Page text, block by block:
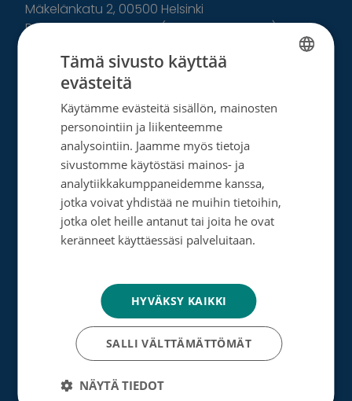
Mäkelänkatu 2, 00500 Helsinki
Puh. +358 9 1353 3286 (lahjoittajapalvelu)
Facebook
Instagram
Twitter
Linkedin
Tutustu toimintaamme
Tietoa meistä
Ota yhteyttä
Tietosuoja- ja rekisteriseloste
Syöpäsäätiö laskutusoitteet
Saavutettavuus
Roosa nauha -keräys
Munien puolesta -keräys
SWEDISH
Tämä sivusto käyttää
evästeitä
Käytämme evästeitä sisällön, mainosten
personointiin ja liikenteemme
analysointiin. Jaamme myös tietoja
sivustomme käytöstäsi mainos- ja
analytiikkakumppaneidemme kanssa,
jotka voivat yhdistää ne muihin tietoihin,
jotka olet heille antanut tai joita he ovat
keränneet käyttäessäsi palveluitaan.
HYVÄKSY KAIKKI
SALLI VÄLTTÄMÄTTÖMÄT
NÄYTÄ TIEDOT